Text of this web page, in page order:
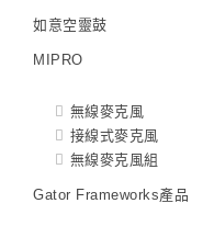
如意空靈鼓
MIPRO
無線麥克風
接線式麥克風
無線麥克風組
Gator Frameworks產品